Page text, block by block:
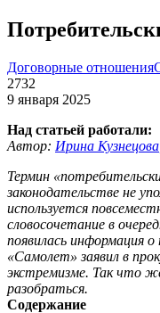
Договорные отношения
2732
9 января 2025
Над статьей работали:
Автор: Ирина Кузнецова
Термин
законодательстве не
используется
словосочетание в
появилась информация
«Самолет» заявил в
экстремизме. Так что
разобраться.
Содержание